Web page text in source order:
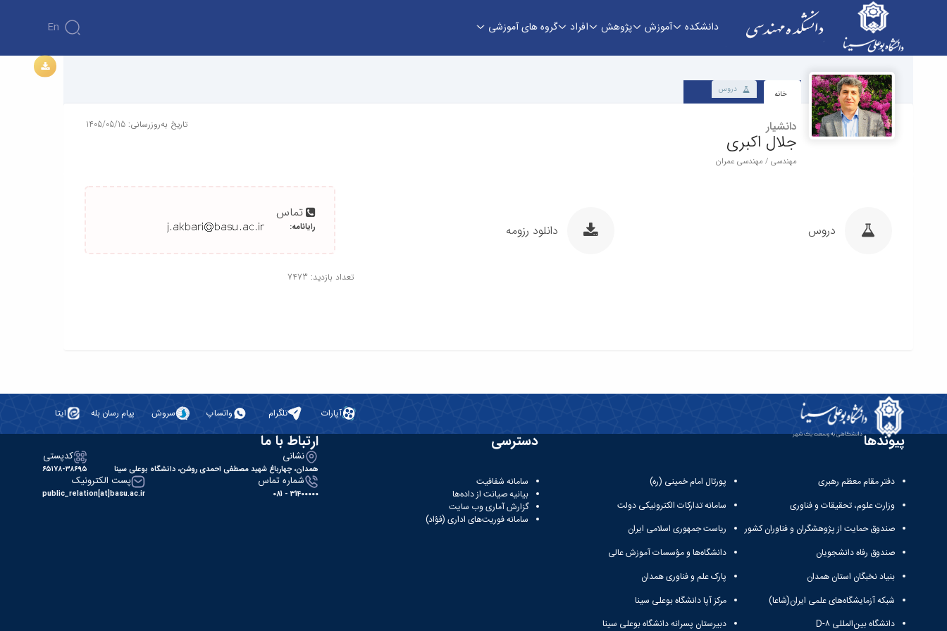
دانشکده آموزش پژوهش افراد گروه های آموزشی En
خانه دروس
دانشیار تاریخ به‌روزرسانی: 1405/05/15
جلال اکبری
مهندسی / مهندسی عمران
تماس
رایانامه:
تعداد بازدید: 7473
دروس دانلود رزومه
آپارات تلگرام واتساپ سروش پیام رسان بله ایتا
پیوندها
دفتر مقام معظم رهبری
وزارت علوم، تحقیقات و فناوری
صندوق حمایت از پژوهشگران و فناوران کشور
صندوق رفاه دانشجویان
بنیاد نخبگان استان همدان
شبکه آزمایشگاه‌های علمی ایران(شاعا)
دانشگاه بین‌المللی D-۸
پورتال امام خمینی (ره)
سامانه تدارکات الکترونیکی دولت
ریاست جمهوری اسلامی ایران
دانشگاه‌ها و مؤسسات آموزش عالی
پارک علم و فناوری همدان
مرکز آپا دانشگاه بوعلی سینا
دبیرستان پسرانه دانشگاه بوعلی سینا
دسترسی
سامانه شفافیت
بیانیه صیانت از داده‌ها
گزارش آماری وب‌ سایت
سامانه فوریت‌های اداری (فؤاد)
ارتباط با ما
نشانی
همدان، چهارباغ شهید مصطفی احمدی روشن، دانشگاه بوعلی سینا
کدپستی
۶۵۱۷۸-۳۸۶۹۵
شماره تماس
31400000 - 081
پست الکترونیک
public_relation[at]basu.ac.ir